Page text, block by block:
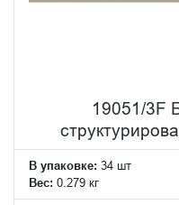
19051/3F
В упаковке: 34 шт
Вес: 0.279 кг